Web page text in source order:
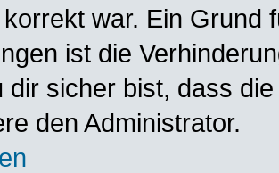
war. Ein Grund
ist die
dir sicher bist, dass
den Administrator.